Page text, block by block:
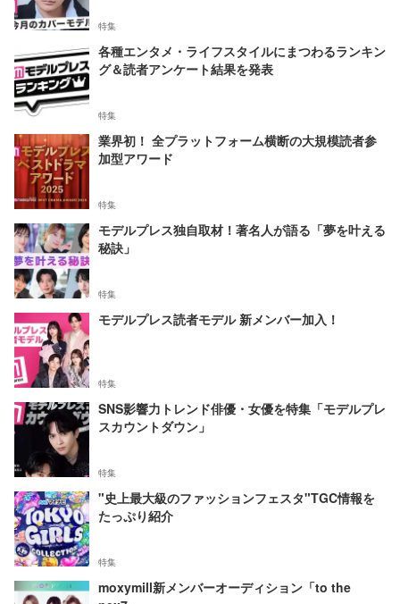
特集
各種エンタメ・ライフスタイルにまつわるランキン
グ＆読者アンケート結果を発表
特集
業界初！ 全プラットフォーム横断の大規模読者参
加型アワード
特集
モデルプレス独自取材！著名人が語る「夢を叶える
秘訣」
特集
モデルプレス読者モデル 新メンバー加入！
特集
SNS影響力トレンド俳優・女優を特集「モデルプレ
スカウントダウン」
特集
"史上最大級のファッションフェスタ"TGC情報を
たっぷり紹介
特集
moxymill新メンバーオーディション「to the